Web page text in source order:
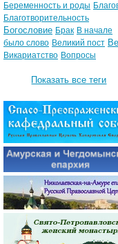
Беременность и роды
Благотворительность
Богословие Брак В начале
было слово Великий пост
Викариатство Вопросы
Показать все теги